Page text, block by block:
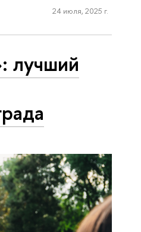
24 июля, 2025 г.
лучший